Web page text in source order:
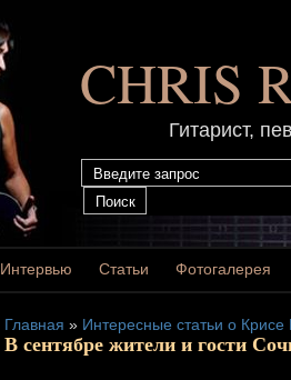
CHRIS
Гитарист,
Интервью Статьи Фотогалерея
Главная » Интересные статьи о Крисе
В сентябре жители и гости